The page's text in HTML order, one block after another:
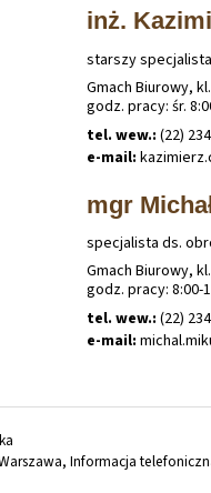
inż.
starszy
Gmach Biurowy,
godz. pracy: śr.
tel. wew.: (22)
e-mail: kazimierz.
mgr
specjalista ds.
Gmach Biurowy,
godz. pracy: 8:00-
tel. wew.: (22)
e-mail: michal.
Informacja